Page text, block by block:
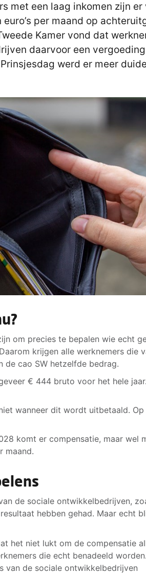
met een laag inkomen zijn er
per maand op
Kamer vond dat
daarvoor een vergoeding
werd er meer
om precies te bepalen wie echt
krijgen alle werknemers die
de cao SW hetzelfde bedrag.
€ 444 bruto voor het hele
wanneer dit wordt uitbetaald. Op
komt er compensatie, maar wel
maand.
de sociale ontwikkelbedrijven,
hebben gehad. Maar echt
het niet lukt om de compensatie
die echt benadeeld
van de sociale ontwikkelbedrijven